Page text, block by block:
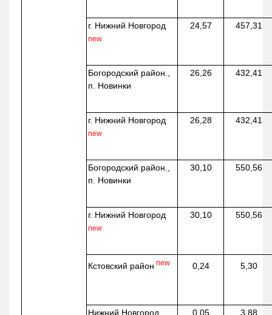
г. Нижний Новгород
new
24,57 457,31
Богородский район.,
п. Новинки
26,26 432,41
г. Нижний Новгород
new
26,28 432,41
Богородский район.,
п. Новинки
30,10 550,56
г. Нижний Новгород
new
30,10 550,56
Кстовский район new 0,24 5,30
Нижний Новгород, 0,05 3,88